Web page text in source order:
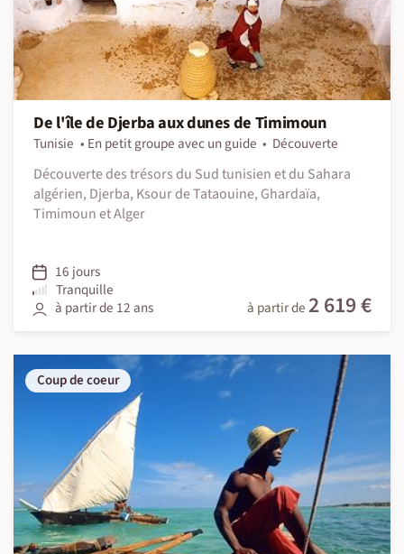
De l'île de Djerba aux dunes de Timimoun
Tunisie En petit groupe avec un guide
Découverte
Découverte des trésors du Sud tunisien et du Sahara
algérien, Djerba, Ksour de Tataouine, Ghardaïa,
Timimoun et Alger
16 jours
Tranquille
à partir de 12 ans
à partir de 2 619 €
Coup de coeur